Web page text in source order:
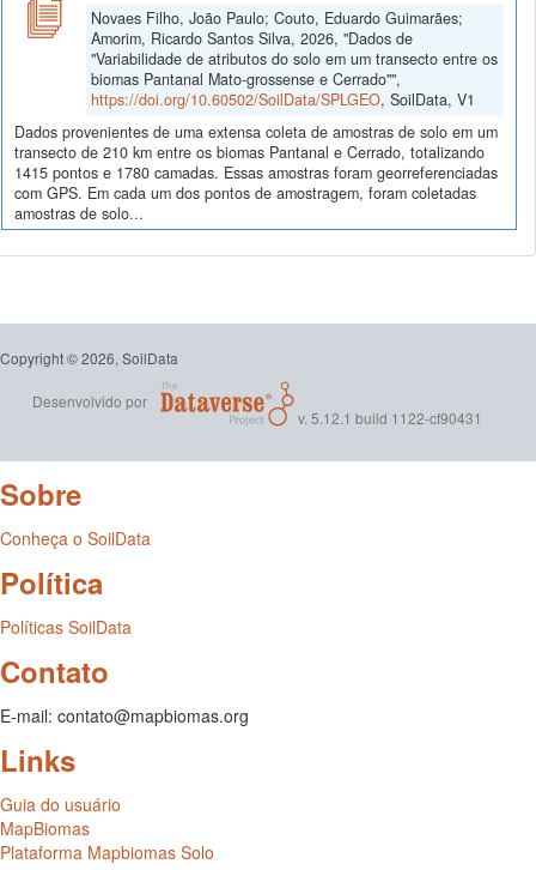
Novaes Filho, João Paulo; Couto, Eduardo Guimarães;
Amorim, Ricardo Santos Silva, 2026, "Dados de
"Variabilidade de atributos do solo em um transecto entre os
biomas Pantanal Mato-grossense e Cerrado"",
https://doi.org/10.60502/SoilData/SPLGEO, SoilData, V1
Dados provenientes de uma extensa coleta de amostras de solo em um
transecto de 210 km entre os biomas Pantanal e Cerrado, totalizando
1415 pontos e 1780 camadas. Essas amostras foram georreferenciadas
com GPS. Em cada um dos pontos de amostragem, foram coletadas
amostras de solo...
Copyright © 2026, SoilData
Desenvolvido por
v. 5.12.1 build 1122-cf90431
Sobre
Conheça o SoilData
Política
Políticas SoilData
Contato
E-mail: contato@mapbiomas.org
Links
Guia do usuário
MapBiomas
Plataforma Mapbiomas Solo